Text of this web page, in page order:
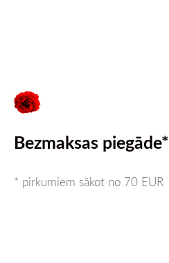
Bezmaksas piegāde*
* pirkumiem sākot no 70 EUR